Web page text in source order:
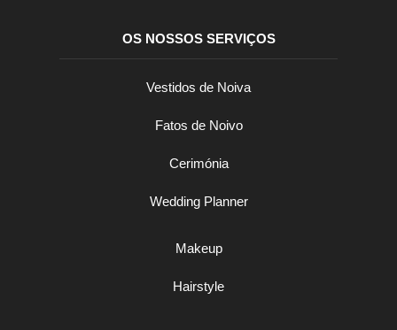
OS NOSSOS SERVIÇOS
Vestidos de Noiva
Fatos de Noivo
Cerimónia
Wedding Planner
Makeup
Hairstyle